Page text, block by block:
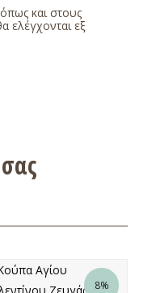
και στους
ελέγχονται εξ
8%